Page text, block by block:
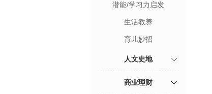
潜能/学习力启发
生活教养
育儿妙招
人文史地
商业理财